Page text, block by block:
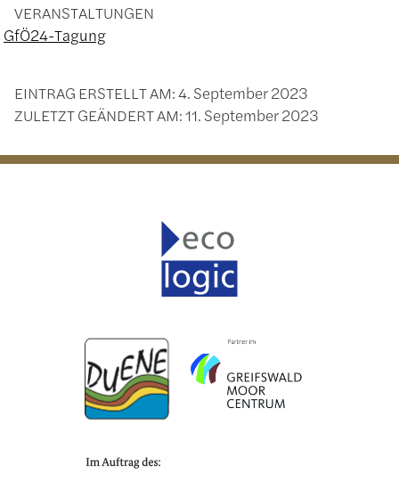
VERANSTALTUNGEN
GfÖ24-Tagung
EINTRAG ERSTELLT AM:4. September 2023
ZULETZT GEÄNDERT AM:11. September 2023